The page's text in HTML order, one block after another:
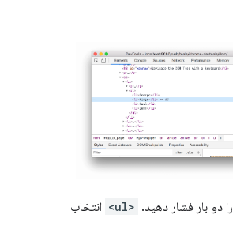
را دو بار فشار دهید. <ul>
انتخاب